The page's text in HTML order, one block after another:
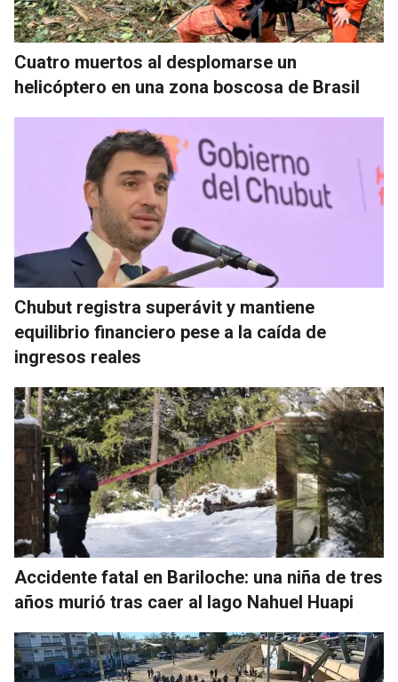
Cuatro muertos al desplomarse un
helicóptero en una zona boscosa de Brasil
Chubut registra superávit y mantiene
equilibrio financiero pese a la caída de
ingresos reales
Accidente fatal en Bariloche: una niña de tres
años murió tras caer al lago Nahuel Huapi